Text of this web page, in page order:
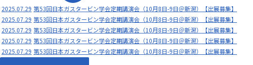
2025.07.29 第53回日本ガスタービン学会定期講演会（10月8日-9日＠新潟）【出展募集】
2025.07.29 第53回日本ガスタービン学会定期講演会（10月8日-9日＠新潟）【出展募集】
2025.07.29 第53回日本ガスタービン学会定期講演会（10月8日-9日＠新潟）【出展募集】
2025.07.29 第53回日本ガスタービン学会定期講演会（10月8日-9日＠新潟）【出展募集】
2025.07.29 第53回日本ガスタービン学会定期講演会（10月8日-9日＠新潟）【出展募集】